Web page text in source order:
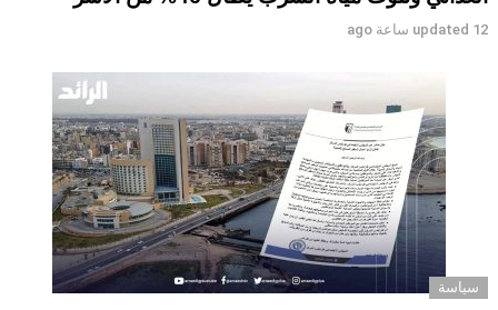
updated 12 ساعة ago
سياسة